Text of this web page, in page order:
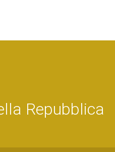
Repubblica